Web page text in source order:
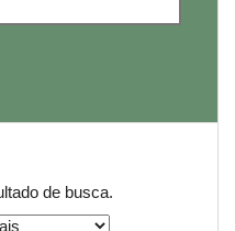
de busca.